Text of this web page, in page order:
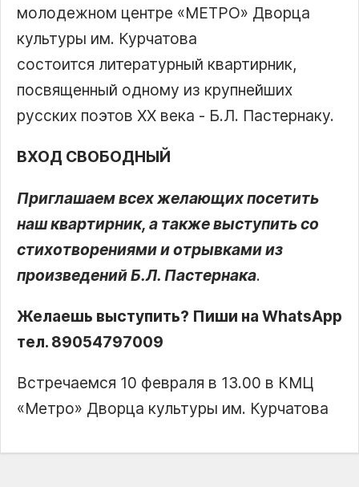
молодежном центре «МЕТРО» Дворца
культуры им. Курчатова
состоится литературный квартирник,
посвященный одному из крупнейших
русских поэтов XX века - Б.Л. Пастернаку.
ВХОД СВОБОДНЫЙ
Приглашаем всех желающих посетить
наш квартирник, а также выступить со
стихотворениями и отрывками из
произведений Б.Л. Пастернака.
Желаешь выступить? Пиши на WhatsApp
тел. 89054797009
Встречаемся 10 февраля в 13.00 в КМЦ
«Метро» Дворца культуры им. Курчатова